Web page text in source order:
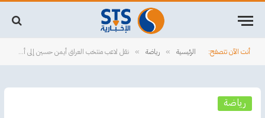
أنت الآن تتصفح: الرئيسية » رياضة » نقل لاعب منتخب ‎العراق ‎أيمن حسين إلى أحد المستشفيات الكويتية لتلقي العلاج بعد إصابته في مباراة عمان
رياضة